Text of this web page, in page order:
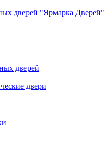
дверей
двери